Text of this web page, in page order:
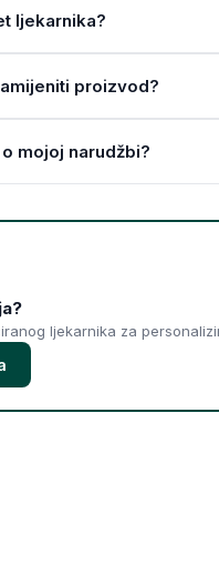
ljekarnika?
proizvod?
mojoj narudžbi?
ljekarnika za